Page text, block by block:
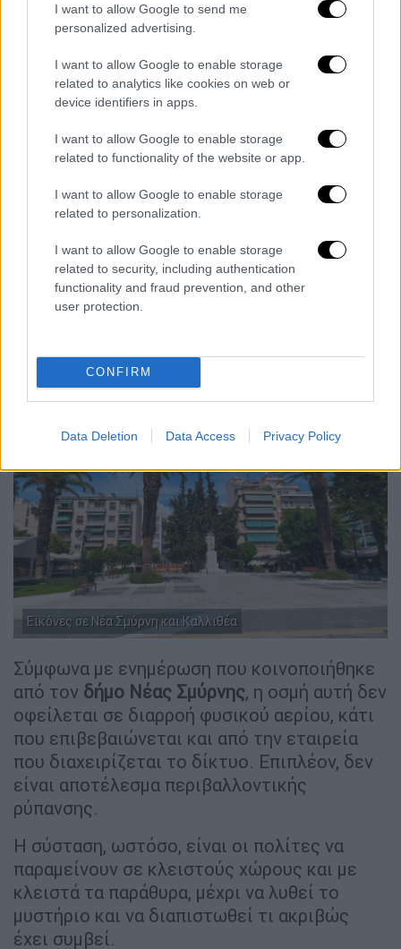
I want to allow Google to send me
personalized advertising.
I want to allow Google to enable storage
related to analytics like cookies on web or
device identifiers in apps.
I want to allow Google to enable storage
related to functionality of the website or app.
I want to allow Google to enable storage
related to personalization.
I want to allow Google to enable storage
related to security, including authentication
functionality and fraud prevention, and other
user protection.
CONFIRM
Data Deletion Data Access Privacy Policy
Εικόνες σε Νέα Σμύρνη και Καλλιθέα
Σύμφωνα με ενημέρωση που κοινοποιήθηκε
από τον δήμο Νέας Σμύρνης, η οσμή αυτή δεν
οφείλεται σε διαρροή φυσικού αερίου, κάτι
που επιβεβαιώνεται και από την εταιρεία
που διαχειρίζεται το δίκτυο. Επιπλέον, δεν
είναι αποτέλεσμα περιβαλλοντικής
ρύπανσης.
Η σύσταση, ωστόσο, είναι οι πολίτες να
παραμείνουν σε κλειστούς χώρους και με
κλειστά τα παράθυρα, μέχρι να λυθεί το
μυστήριο και να διαπιστωθεί τι ακριβώς
έχει συμβεί.